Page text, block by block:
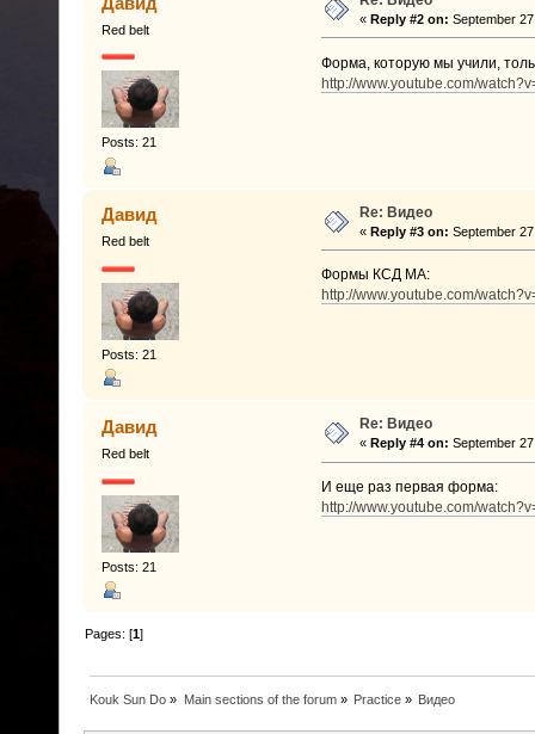
Red belt
Posts: 21
« Reply #2 on: September
Форма, которую мы учили,
http://www.youtube.com/
Давид
Red belt
Posts: 21
Re: Видео
« Reply #3 on: September
Формы КСД МА:
http://www.youtube.com/
Давид
Red belt
Posts: 21
Re: Видео
« Reply #4 on: September
И еще раз первая форма:
http://www.youtube.com/
Pages: [1]
Kouk Sun Do » Main sections of the forum» Practice» Видео